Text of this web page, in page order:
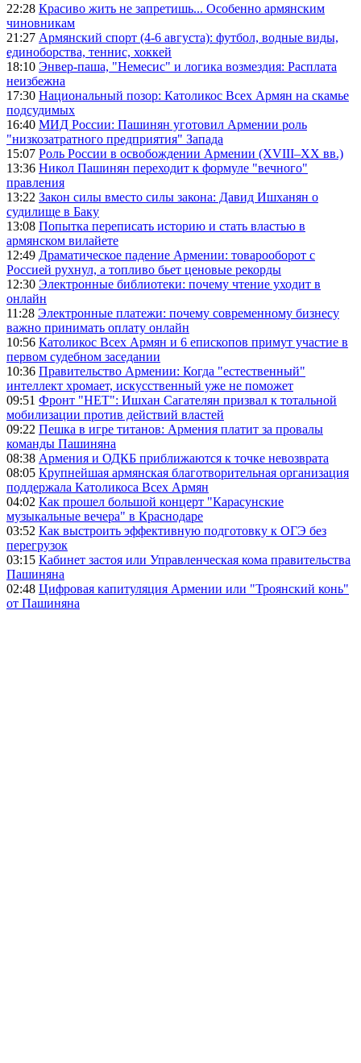
22:28 Красиво жить не запретишь... Особенно армянским
чиновникам
21:27 Армянский спорт (4-6 августа): футбол, водные виды,
единоборства, теннис, хоккей
18:10 Энвер-паша, "Немесис" и логика возмездия: Расплата
неизбежна
17:30 Национальный позор: Католикос Всех Армян на скамье
подсудимых
16:40 МИД России: Пашинян уготовил Армении роль
"низкозатратного предприятия" Запада
15:07 Роль России в освобождении Армении (XVIII–XX вв.)
13:36 Никол Пашинян переходит к формуле "вечного"
правления
13:22 Закон силы вместо силы закона: Давид Ишханян о
судилище в Баку
13:08 Попытка переписать историю и стать властью в
армянском вилайете
12:49 Драматическое падение Армении: товарооборот с
Россией рухнул, а топливо бьет ценовые рекорды
12:30 Электронные библиотеки: почему чтение уходит в
онлайн
11:28 Электронные платежи: почему современному бизнесу
важно принимать оплату онлайн
10:56 Католикос Всех Армян и 6 епископов примут участие в
первом судебном заседании
10:36 Правительство Армении: Когда "естественный"
интеллект хромает, искусственный уже не поможет
09:51 Фронт "НЕТ": Ишхан Сагателян призвал к тотальной
мобилизации против действий властей
09:22 Пешка в игре титанов: Армения платит за провалы
команды Пашиняна
08:38 Армения и ОДКБ приближаются к точке невозврата
08:05 Крупнейшая армянская благотворительная организация
поддержала Католикоса Всех Армян
04:02 Как прошел большой концерт "Карасунские
музыкальные вечера" в Краснодаре
03:52 Как выстроить эффективную подготовку к ОГЭ без
перегрузок
03:15 Кабинет застоя или Управленческая кома правительства
Пашиняна
02:48 Цифровая капитуляция Армении или "Троянский конь"
от Пашиняна